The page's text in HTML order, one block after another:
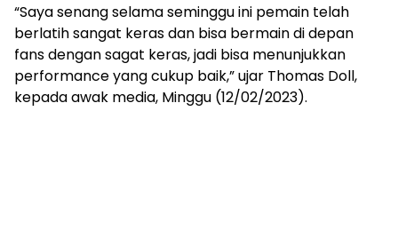
“Saya senang selama seminggu ini pemain telah
berlatih sangat keras dan bisa bermain di depan
fans dengan sagat keras, jadi bisa menunjukkan
performance yang cukup baik,” ujar Thomas Doll,
kepada awak media, Minggu (12/02/2023).